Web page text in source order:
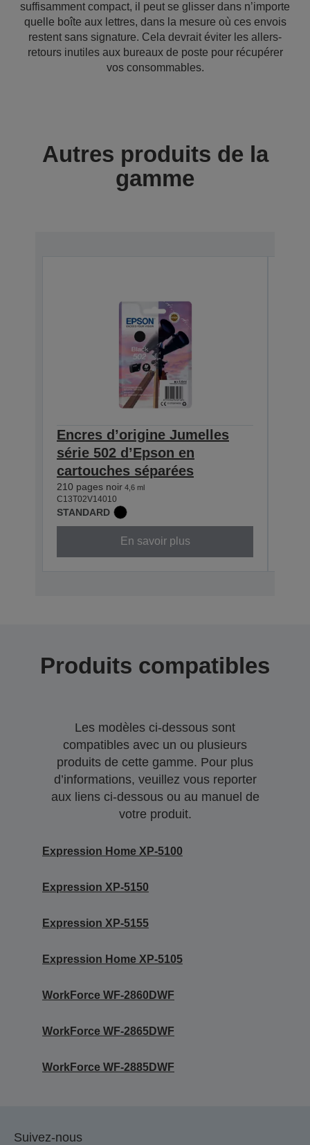
suffisamment compact, il peut se glisser dans n’importe
quelle boîte aux lettres, dans la mesure où ces envois
restent sans signature. Cela devrait éviter les allers-
retours inutiles aux bureaux de poste pour récupérer
vos consommables.
Autres produits de la
gamme
Encres d’origine Jumelles
série 502 d’Epson en
cartouches séparées
210 pages noir 4,6 ml
C13T02V14010
STANDARD
En savoir plus
Produits compatibles
Les modèles ci-dessous sont
compatibles avec un ou plusieurs
produits de cette gamme. Pour plus
d’informations, veuillez vous reporter
aux liens ci-dessous ou au manuel de
votre produit.
Expression Home XP-5100
Expression XP-5150
Expression XP-5155
Expression Home XP-5105
WorkForce WF-2860DWF
WorkForce WF-2865DWF
WorkForce WF-2885DWF
Suivez-nous